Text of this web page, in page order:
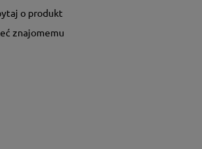
o produkt
znajomemu